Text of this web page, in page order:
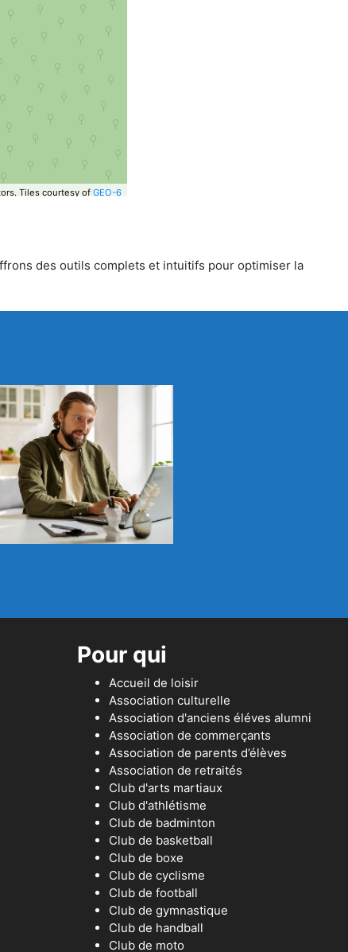
Tiles courtesy of GEO-6
des outils complets et intuitifs pour optimiser la
Pour qui
Accueil de loisir
Association culturelle
Association d'anciens éléves alumni
Association de commerçants
Association de parents d’élèves
Association de retraités
Club d'arts martiaux
Club d'athlétisme
Club de badminton
Club de basketball
Club de boxe
Club de cyclisme
Club de football
Club de gymnastique
Club de handball
Club de moto